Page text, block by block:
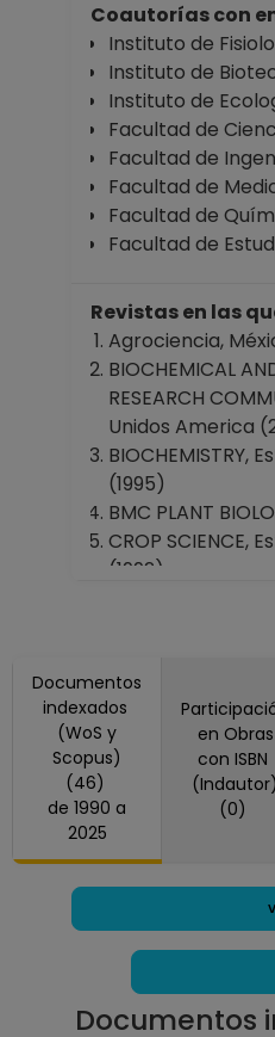
Coautorías con
Instituto de
Instituto de
Instituto de
Facultad de
Facultad de
Facultad de
Facultad de
Facultad de
Revistas en las
Agrociencia,
BIOCHEMICAL
RESEARCH
Unidos America
BIOCHEMISTRY,
(1995)
BMC PLANT
CROP SCIENCE,
(1992)
Frontiers in Plant
JOURNAL OF
Estados Unidos
JOURNAL OF
SCIENCE,
JOURNAL OF
Reino Unido (2012)
JOURNAL OF
PHYSIOLOGIA
America (2006,
Documentos
indexados
(WoS y
Scopus)
(46)
de 1990 a
2025
en Obras
con ISBN
(Indautor)
(0)
Documentos